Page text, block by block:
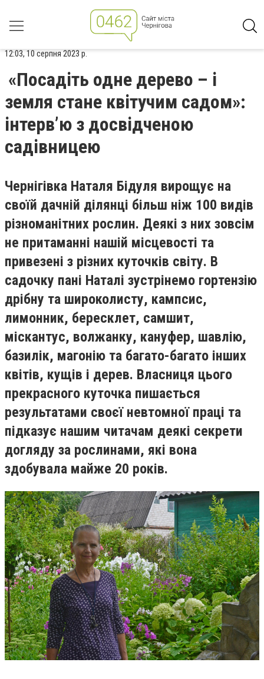
12:03, 10 серпня 2023 р.
«Посадіть одне дерево – і
земля стане квітучим садом»:
інтерв’ю з досвідченою
садівницею
Чернігівка Наталя Бідуля вирощує на
своїй дачній ділянці більш ніж 100 видів
різноманітних рослин. Деякі з них зовсім
не притаманні нашій місцевості та
привезені з різних куточків світу. В
садочку пані Наталі зустрінемо гортензію
дрібну та широколисту, кампсис,
лимонник, бересклет, самшит,
міскантус, волжанку, кануфер, шавлію,
базилік, магонію та багато-багато інших
квітів, кущів і дерев. Власниця цього
прекрасного куточка пишається
результатами своєї невтомної праці та
підказує нашим читачам деякі секрети
догляду за рослинами, які вона
здобувала майже 20 років.